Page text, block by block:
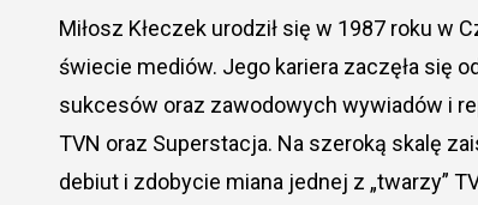
Miłosz Kłeczek urodził się w 1987 roku w Częstochowie. To postać, która budzi wiele emocji w polskim
świecie mediów. Jego kariera zaczęła się
sukcesów oraz zawodowych wywiadów i
TVN oraz Superstacja. Na szeroką skalę
debiut i zdobycie miana jednej z „twarzy”